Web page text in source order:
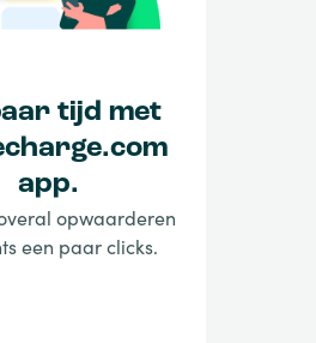
tijd met
app.
opwaarderen
een paar clicks.